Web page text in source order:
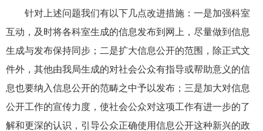
针对上述问题我们有以下几点改进措施：一是加强科室
互动，及时将各科室生成的信息发布到网上，尽量做到信息
生成与发布保持同步；二是扩大信息公开的范围，除正式文
件外，其他由我局生成的对社会公众有指导或帮助意义的信
息也要纳入信息公开的范畴之中予以发布；三是加大对信息
公开工作的宣传力度，使社会公众对这项工作有进一步的了
解和更深的认识，引导公众正确使用信息公开这种新兴的政